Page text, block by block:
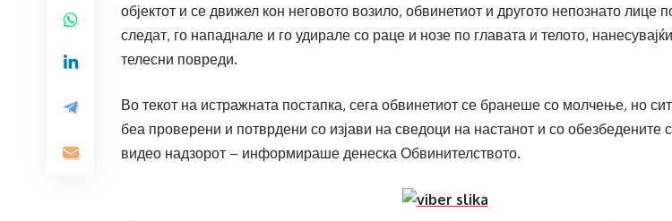
објектот и се движел кон неговото возило, обвинетиот и другото непознато лице
следат, го нападнале и го удирале со раце и нозе по главата и телото,
телесни повреди.
Во текот на истражната постапка, сега обвинетиот се бранеше со молчење, но
беа проверени и потврдени со изјави на сведоци на настанот и со обезбедените
видео надзорот – информираше денеска Обвинителството.